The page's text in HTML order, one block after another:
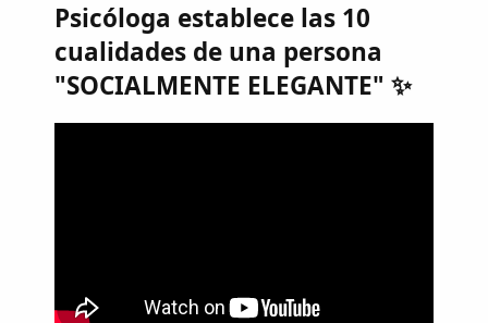
Psicóloga establece las 10
cualidades de una persona
"SOCIALMENTE ELEGANTE" ✨